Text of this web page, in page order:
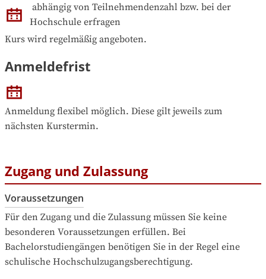
abhängig von Teilnehmendenzahl bzw. bei der
Hochschule erfragen
Kurs wird regelmäßig angeboten.
Anmeldefrist
Anmeldung flexibel möglich. Diese gilt jeweils zum
nächsten Kurstermin.
Zugang und Zulassung
Voraussetzungen
Für den Zugang und die Zulassung müssen Sie keine
besonderen Voraussetzungen erfüllen. Bei
Bachelorstudiengängen benötigen Sie in der Regel eine
schulische Hochschulzugangsberechtigung.